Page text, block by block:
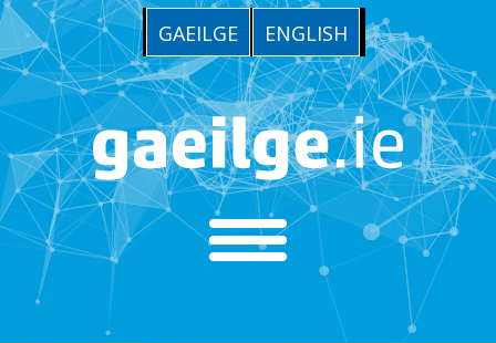
GAEILGE ENGLISH